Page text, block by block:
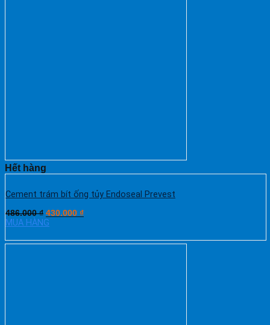
Hết hàng
Cement trám bít ống tủy Endoseal Prevest
486.000₫ 430.000 ₫
MUA HÀNG